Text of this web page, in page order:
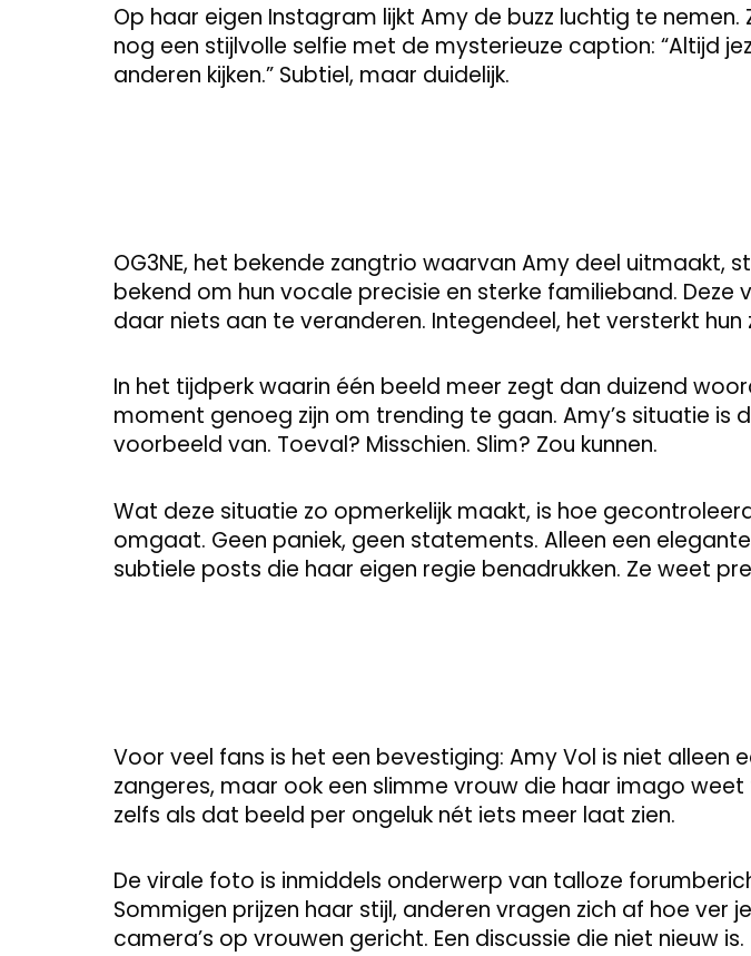
Op haar eigen Instagram lijkt Amy de buzz luchtig te
nog een stijlvolle selfie met de mysterieuze caption: “Altijd
anderen kijken.” Subtiel, maar duidelijk.
OG3NE, het bekende zangtrio waarvan Amy deel uitmaakt,
bekend om hun vocale precisie en sterke familieband. Deze
daar niets aan te veranderen. Integendeel, het versterkt hun
In het tijdperk waarin één beeld meer zegt dan duizend
moment genoeg zijn om trending te gaan. Amy’s situatie is
voorbeeld van. Toeval? Misschien. Slim? Zou kunnen.
Wat deze situatie zo opmerkelijk maakt, is hoe
omgaat. Geen paniek, geen statements. Alleen een
subtiele posts die haar eigen regie benadrukken. Ze weet
Voor veel fans is het een bevestiging: Amy Vol is niet alleen
zangeres, maar ook een slimme vrouw die haar imago
zelfs als dat beeld per ongeluk nét iets meer laat zien.
De virale foto is inmiddels onderwerp van talloze
Sommigen prijzen haar stijl, anderen vragen zich af hoe ver
camera’s op vrouwen gericht. Een discussie die niet nieuw is.